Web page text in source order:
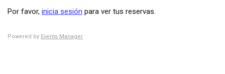
Por favor, inicia sesión para ver tus reservas.
Powered by Events Manager